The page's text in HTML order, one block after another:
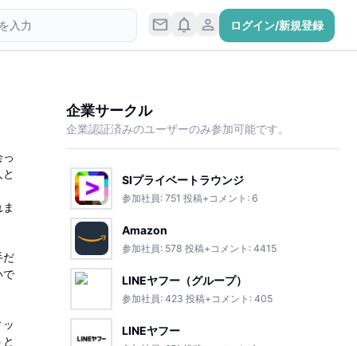
ログイン/新規登録
だ
で
企業サークル
企業認証済みのユーザーのみ参加可能です。
SIプライベートラウンジ
参加社員: 751 投稿+コメント: 6
Amazon
参加社員: 578 投稿+コメント: 4415
LINEヤフー（グループ）
参加社員: 423 投稿+コメント: 405
LINEヤフー